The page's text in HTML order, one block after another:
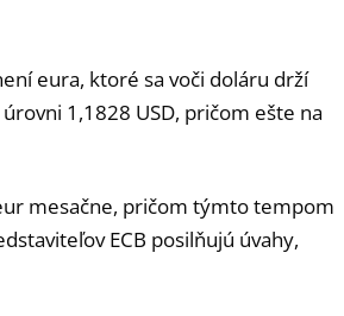
eura, ktoré sa voči doláru drží
1,1828 USD, pričom ešte na
mesačne, pričom týmto tempom
ECB posilňujú úvahy,